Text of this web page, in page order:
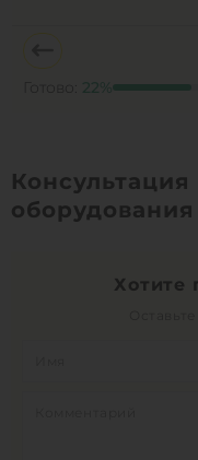
22 %
оборудования
Хотите